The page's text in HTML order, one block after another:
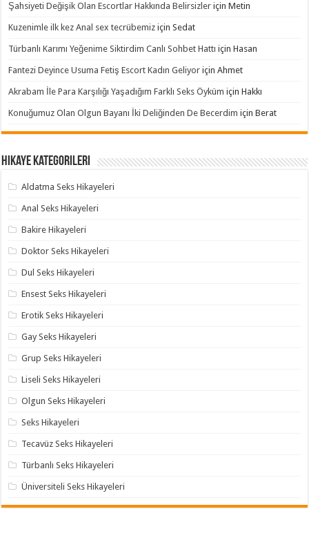
Şahsiyeti Değişik Olan Escortlar Hakkında Belirsizler içinMetin
Kuzenimle ilk kez Anal sex tecrübemiz içinSedat
Türbanlı Karımı Yeğenime Siktirdim Canlı Sohbet Hattı içinHasan
Fantezi Deyince Usuma Fetiş Escort Kadın Geliyor içinAhmet
Akrabam İle Para Karşılığı Yaşadığım Farklı Seks Öyküm içinHakkı
Konuğumuz Olan Olgun Bayanı İki Deliğinden De Becerdim içinBerat
Hikaye Kategorileri
Aldatma Seks Hikayeleri
Anal Seks Hikayeleri
Bakire Hikayeleri
Doktor Seks Hikayeleri
Dul Seks Hikayeleri
Ensest Seks Hikayeleri
Erotik Seks Hikayeleri
Gay Seks Hikayeleri
Grup Seks Hikayeleri
Liseli Seks Hikayeleri
Olgun Seks Hikayeleri
Seks Hikayeleri
Tecavüz Seks Hikayeleri
Türbanlı Seks Hikayeleri
Üniversiteli Seks Hikayeleri